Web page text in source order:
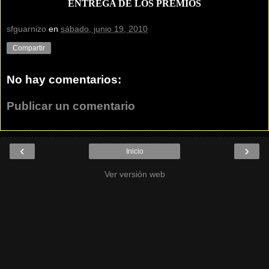
ENTREGA DE LOS PREMIOS
sfguarnizo en sábado, junio 19, 2010
Compartir
No hay comentarios:
Publicar un comentario
‹ ›
Inicio
Ver versión web